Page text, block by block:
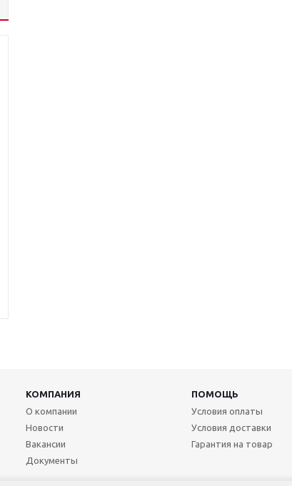
КОМПАНИЯ ПОМОЩЬ
О компании
Новости
Вакансии
Документы
Условия оплаты
Условия доставки
Гарантия на товар